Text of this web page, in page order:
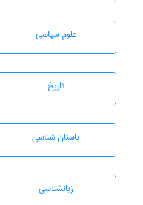
علوم سياسی
تاريخ
باستان شناسی
زبانشناسی